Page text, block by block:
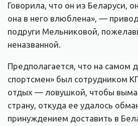
Говорила, что он из Беларуси,
она в него влюблена», —
подруги Мельниковой,
неназванной.
Предполагается, что на самом
спортсмен» был сотрудником
отдых — ловушкой, чтобы
страну, откуда ее удалось
принуждением доставить в